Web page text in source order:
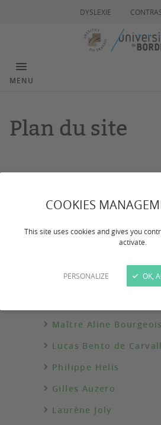
COOKIES
This site uses cookies and gives you
activate.
PERSONALIZE OK,
DYSLEXIE
MENU
Plan du site
L'Institut
L'équipe
Maryse Badel
Maître Aline
Lucas Bento de
Philippe Helis
Gilles Auzero
Laurène Joly